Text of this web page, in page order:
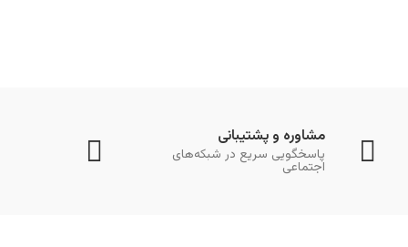
مشاوره و پشتیبانی
پاسخگویی سریع در شبکه‌های
اجتماعی